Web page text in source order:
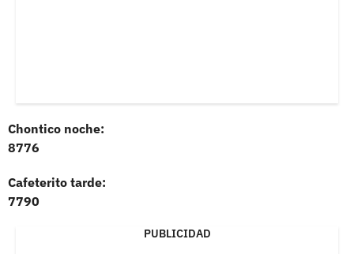
Chontico noche:
8776
Cafeterito tarde:
7790
PUBLICIDAD